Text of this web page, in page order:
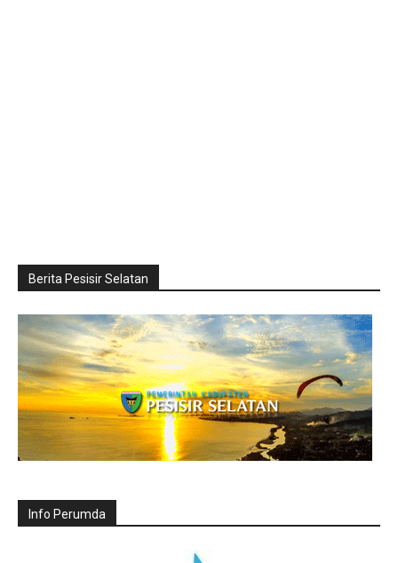
Berita Pesisir Selatan
Info Perumda